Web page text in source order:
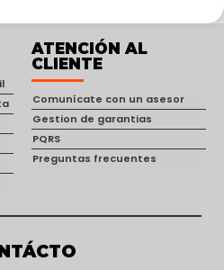
ATENCIÓN AL
CLIENTE
Comunícate con un asesor
Gestion de garantias
PQRS
Preguntas frecuentes